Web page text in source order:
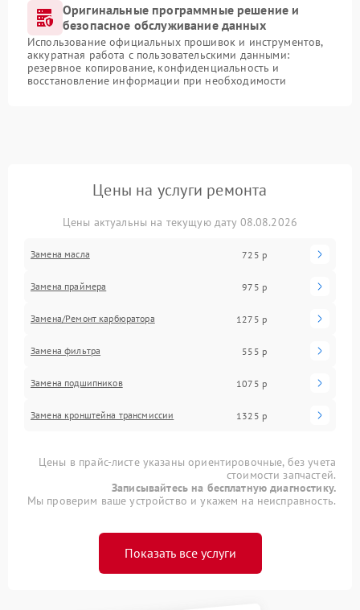
Оригинальные программные решение и
безопасное обслуживание данных
Использование официальных прошивок и инструментов,
аккуратная работа с пользовательскими данными:
резервное копирование, конфиденциальность и
восстановление информации при необходимости
Цены на услуги ремонта
Цены актуальны на текущую дату 08.08.2026
Замена масла 725 р
Замена праймера 975 р
Замена/Pемонт карбюратора 1275 р
Замена фильтра 555 р
Замена подшипников 1075 р
Замена кронштейна трансмиссии 1325 р
Цены в прайс-листе указаны ориентировочные, без учета
стоимости запчастей.
Записывайтесь на бесплатную диагностику.
Мы проверим ваше устройство и укажем на неисправность.
Показать все услуги